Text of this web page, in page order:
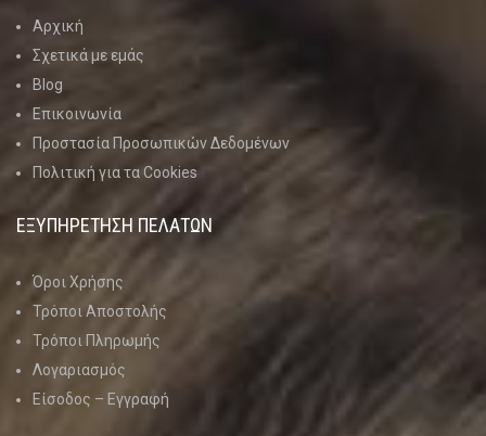
Αρχική
Σχετικά με εμάς
Blog
Επικοινωνία
Προστασία Προσωπικών Δεδομένων
Πολιτική για τα Cookies
ΕΞΥΠΗΡΕΤΗΣΗ ΠΕΛΑΤΩΝ
Όροι Χρήσης
Τρόποι Αποστολής
Τρόποι Πληρωμής
Λογαριασμός
Είσοδος – Εγγραφή